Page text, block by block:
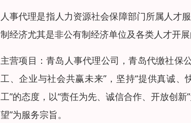
人事代理是指人力资源社会保障部门所属人才
制经济尤其是非公有制经济单位及各类人才开展
主营项目：青岛人事代理公司，青岛代缴社保
工、企业与社会共赢未来”，坚持“提供真诚
工”的态度，以“责任为先、诚信合作、开放创
望”为服务宗旨。